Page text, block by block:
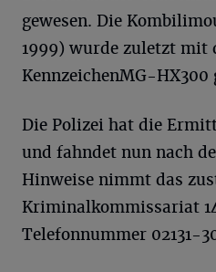
gewesen. Die
1999) wurde zuletzt mit
KennzeichenMG-HX300
Die Polizei hat die
und fahndet nun nach
Hinweise nimmt das
Kriminalkommissariat
Telefonnummer 02131-